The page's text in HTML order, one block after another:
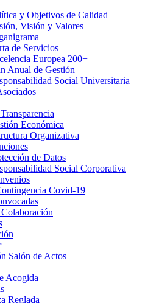
y Objetivos de Calidad
Visión y Valores
de Servicios
Europea 200+
Anual de Gestión
Social Universitaria
Económica
Organizativa
de Datos
Social Corporativa
Covid-19
Salón de Actos
Acogida
Reglada